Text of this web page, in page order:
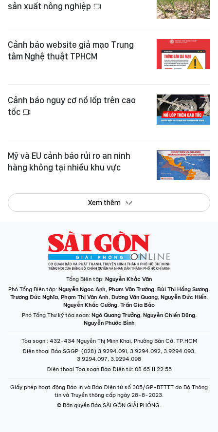
sản xuất nông nghiệp
Cảnh báo website giả mạo Trung
tâm Nghệ thuật TPHCM
Cảnh báo nguy cơ nổ lốp trên cao
tốc
Mỹ và EU cảnh báo rủi ro an ninh
hàng không tại nhiều khu vực
Xem thêm
Tổng Biên tập: Nguyễn Khắc Văn
Phó Tổng Biên tập: Nguyễn Ngọc Anh, Phạm Văn Trường, Bùi Thị Hồng Sương,
Trương Đức Nghĩa, Phạm Thị Vân Anh, Dương Văn Quang, Nguyễn Đức Hiển,
Nguyễn Khắc Cường, Trần Gia Bảo
Phó Tổng Thư ký tòa soạn: Ngô Quang Trưởng, Nguyễn Chiến Dũng,
Nguyễn Phước Bình
Tòa soạn : 432-434 Nguyễn Thị Minh Khai, Phường Bàn Cờ, TP.HCM
Điện thoại Báo SGGP: (028) 3.9294.091, 3.9294.092, 3.9294.093,
3.9294.097, 3.9294.098
Điện thoại Tòa soạn Báo Điện tử: 08 65 11 22 55
Giấy phép hoạt động Báo in và Báo Điện tử số 305/GP-BTTTT do Bộ Thông
tin và Truyền thông cấp ngày 28-8-2023.
© Bản quyền Báo SÀI GÒN GIẢI PHÓNG.